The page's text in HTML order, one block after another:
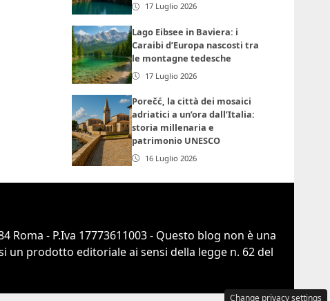
17 Luglio 2026
Lago Eibsee in Baviera: i
Caraibi d’Europa nascosti tra
le montagne tedesche
17 Luglio 2026
Porečć, la città dei mosaici
adriatici a un’ora dall’Italia:
storia millenaria e
patrimonio UNESCO
16 Luglio 2026
- P.Iva 17773611003 - Questo blog non è una
prodotto editoriale ai sensi della legge n. 62 del
Change privacy settings